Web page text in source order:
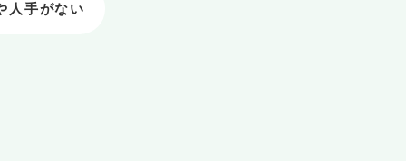
人手がない